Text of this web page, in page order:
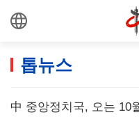
톱뉴스
中 중앙정치국, 오는 10